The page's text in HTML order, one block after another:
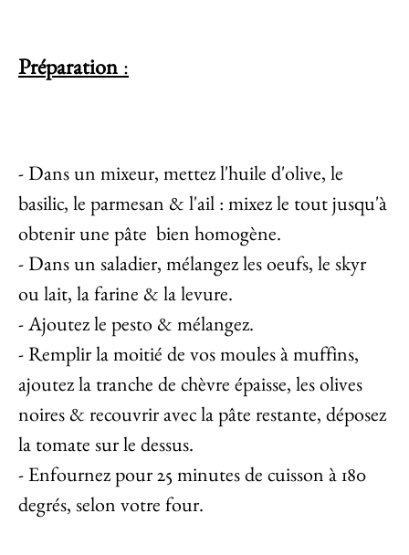
Préparation:
- Dans un mixeur, mettez l'huile d'olive, le
basilic, le parmesan & l'ail : mixez le tout jusqu'à
obtenir une pâte bien homogène.
- Dans un saladier, mélangez les oeufs, le skyr
ou lait, la farine & la levure.
- Ajoutez le pesto & mélangez.
- Remplir la moitié de vos moules à muffins,
ajoutez la tranche de chèvre épaisse, les olives
noires & recouvrir avec la pâte restante, déposez
la tomate sur le dessus.
- Enfournez pour 25 minutes de cuisson à 180
degrés, selon votre four.